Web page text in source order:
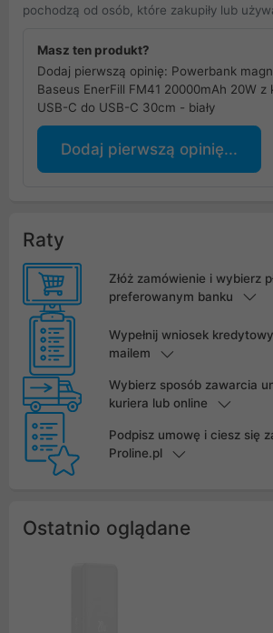
pochodzą od osób, które zakupiły lub
Masz ten produkt?
Dodaj pierwszą opinię: Powerbank
Baseus EnerFill FM41 20000mAh 20W z
USB-C do USB-C 30cm - biały
Dodaj pierwszą opinię...
Raty
Złóż zamówienie i wybierz
preferowanym banku
Wypełnij wniosek
mailem
Wybierz sposób zawarcia
kuriera lub online
Podpisz umowę i ciesz się
Proline.pl
Ostatnio oglądane